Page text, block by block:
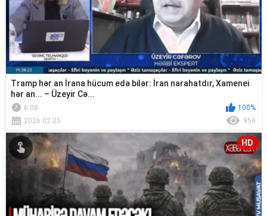
Tramp hər an İrana hücum edə bilər: İran narahatdır, Xamenei
hər an... – Üzeyir Cə...
6:08
100%
2026.02.25
959
HD